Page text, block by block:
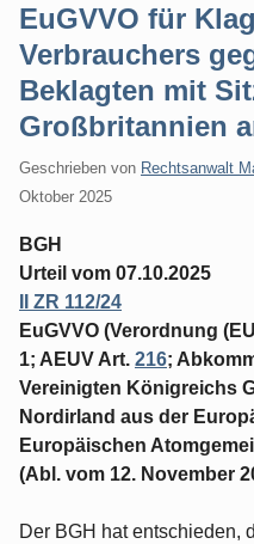
EuGVVO für
Verbrauchers
Beklagten mit
Großbritannien
Geschrieben von Rechtsanwalt
Oktober 2025
BGH
Urteil vom 07.10.2025
II ZR 112/24
EuGVVO (Verordnung
1; AEUV Art. 216;
Vereinigten Königreichs
Nordirland aus der
Europäischen
(Abl. vom 12. November
Der BGH hat entschieden,